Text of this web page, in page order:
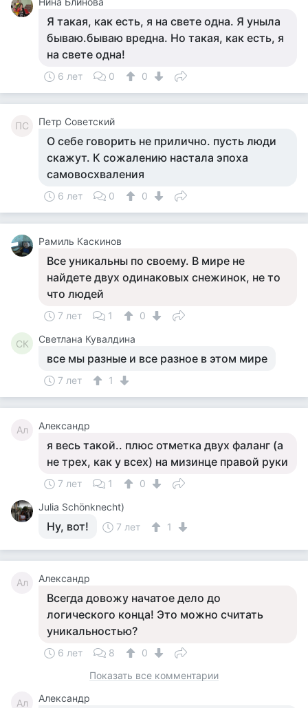
Я такая, как есть, я на свете одна. Я уныла
бываю.бываю вредна. Но такая, как есть, я
на свете одна!
6 лет 0 0
ПС Петр Советский
О себе говорить не прилично. пусть люди
скажут. К сожалению настала эпоха
самовосхваления
6 лет 0 0
Рамиль Каскинов
Все уникальны по своему. В мире не
найдете двух одинаковых снежинок, не то
что людей
7 лет 1 0
СК Светлана Кувалдина
все мы разные и все разное в этом мире
7 лет 1
Ал Александр
я весь такой.. плюс отметка двух фаланг (а
не трех, как у всех) на мизинце правой руки
7 лет 1
0
Julia Schönknecht)
Ну, вот! 7 лет 1
Ал Александр
Всегда довожу начатое дело до
логического конца! Это можно считать
уникальностью?
6 лет 8
0
Показать все комментарии
Ал Александр